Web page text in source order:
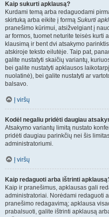
Kaip sukurti apklausą?
Kurdami temą arba redaguodami
skirtuką arba eikite į formą Sukurti
pranešimo kūrimui, atsižvelgiant į
ar formos, tuomet neturite teisės kurti
klausimą ir bent dvi atsakymo
atskiroje teksto eilutėje. Taip pat,
galite nustatyti skaičių variantų,
bei galite nustatyti apklausos
nuolatinė), bei galite nustatyti ar
balsavo.
Į viršų
Kodėl negaliu pridėti daugiau
Atsakymo variantų limitą nustato
pridėti daugiau parinkčių nei šis
administratoriumi.
Į viršų
Kaip redaguoti arba ištrinti
Kaip ir pranešimus, apklausas gali
administratoriai. Norėdami redaguoti
pranešimo redagavimą; apklausa
prabalsuoti, galite ištrinti apklausą